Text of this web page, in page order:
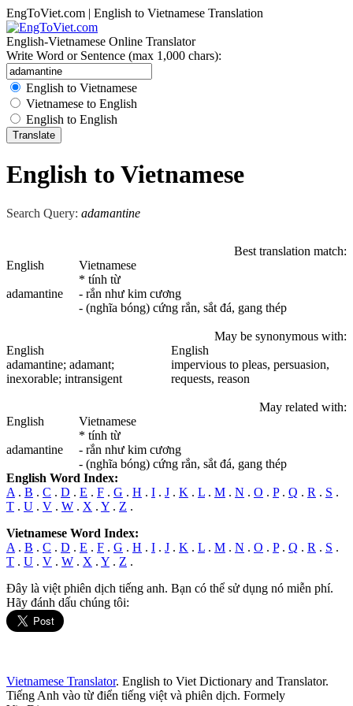
EngToViet.com | English to Vietnamese Translation
English-Vietnamese Online Translator
Write Word or Sentence (max 1,000 chars):
English to Vietnamese
Vietnamese to English
English to English
English to Vietnamese
Search Query: adamantine
Best translation match:
English
Vietnamese
adamantine
* tính từ
- rắn như kim cương
- (nghĩa bóng) cứng rắn, sắt đá, gang thép
May be synonymous with:
English
English
adamantine; adamant;
inexorable; intransigent
impervious to pleas, persuasion,
requests, reason
May related with:
English
Vietnamese
adamantine
* tính từ
- rắn như kim cương
- (nghĩa bóng) cứng rắn, sắt đá, gang thép
English Word Index:
A . B . C . D . E . F . G . H . I . J . K . L . M . N . O . P. Q . R . S .
T . U . V . W . X . Y . Z .
Vietnamese Word Index:
A . B . C . D . E . F . G . H . I . J . K . L . M . N . O . P. Q . R . S .
T . U . V . W . X . Y . Z .
Đây là việt phiên dịch tiếng anh. Bạn có thể sử dụng nó miễn phí.
Hãy đánh dấu chúng tôi:
Vietnamese Translator. English to Viet Dictionary and Translator.
Tiếng Anh vào từ điển tiếng việt và phiên dịch. Formely